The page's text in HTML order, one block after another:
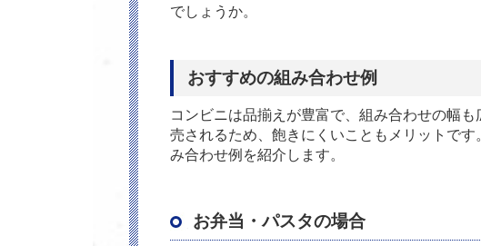
でしょうか。
おすすめの組み合わせ例
コンビニは品揃えが豊富で、組み合わせの幅
売されるため、飽きにくいこともメリットで
み合わせ例を紹介します。
お弁当・パスタの場合